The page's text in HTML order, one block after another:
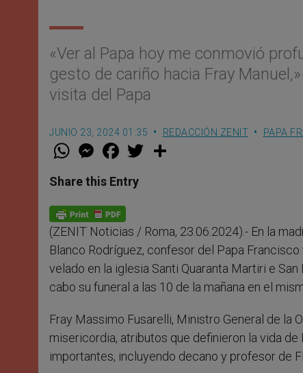
«Ver al Papa hoy me conmovió
gesto de cariño hacia Fray
visita del Papa
JUNIO 23, 2024 01:35 REDACCIÓN ZENIT PAPA
W
t
s
p
p
M
e
s
e
g
e
r
F
a
e
b
o
k
w
Share this Entry
(ZENIT Noticias / Roma, 23.06.2024).- En la
Blanco Rodríguez, confesor del Papa
velado en la iglesia Santi Quaranta Martiri e
cabo su funeral a las 10 de la mañana en el
Fray Massimo Fusarelli, Ministro General de la
misericordia, atributos que definieron la vida
importantes, incluyendo decano y profesor de